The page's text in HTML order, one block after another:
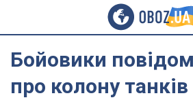
Бойовики
про колону танків